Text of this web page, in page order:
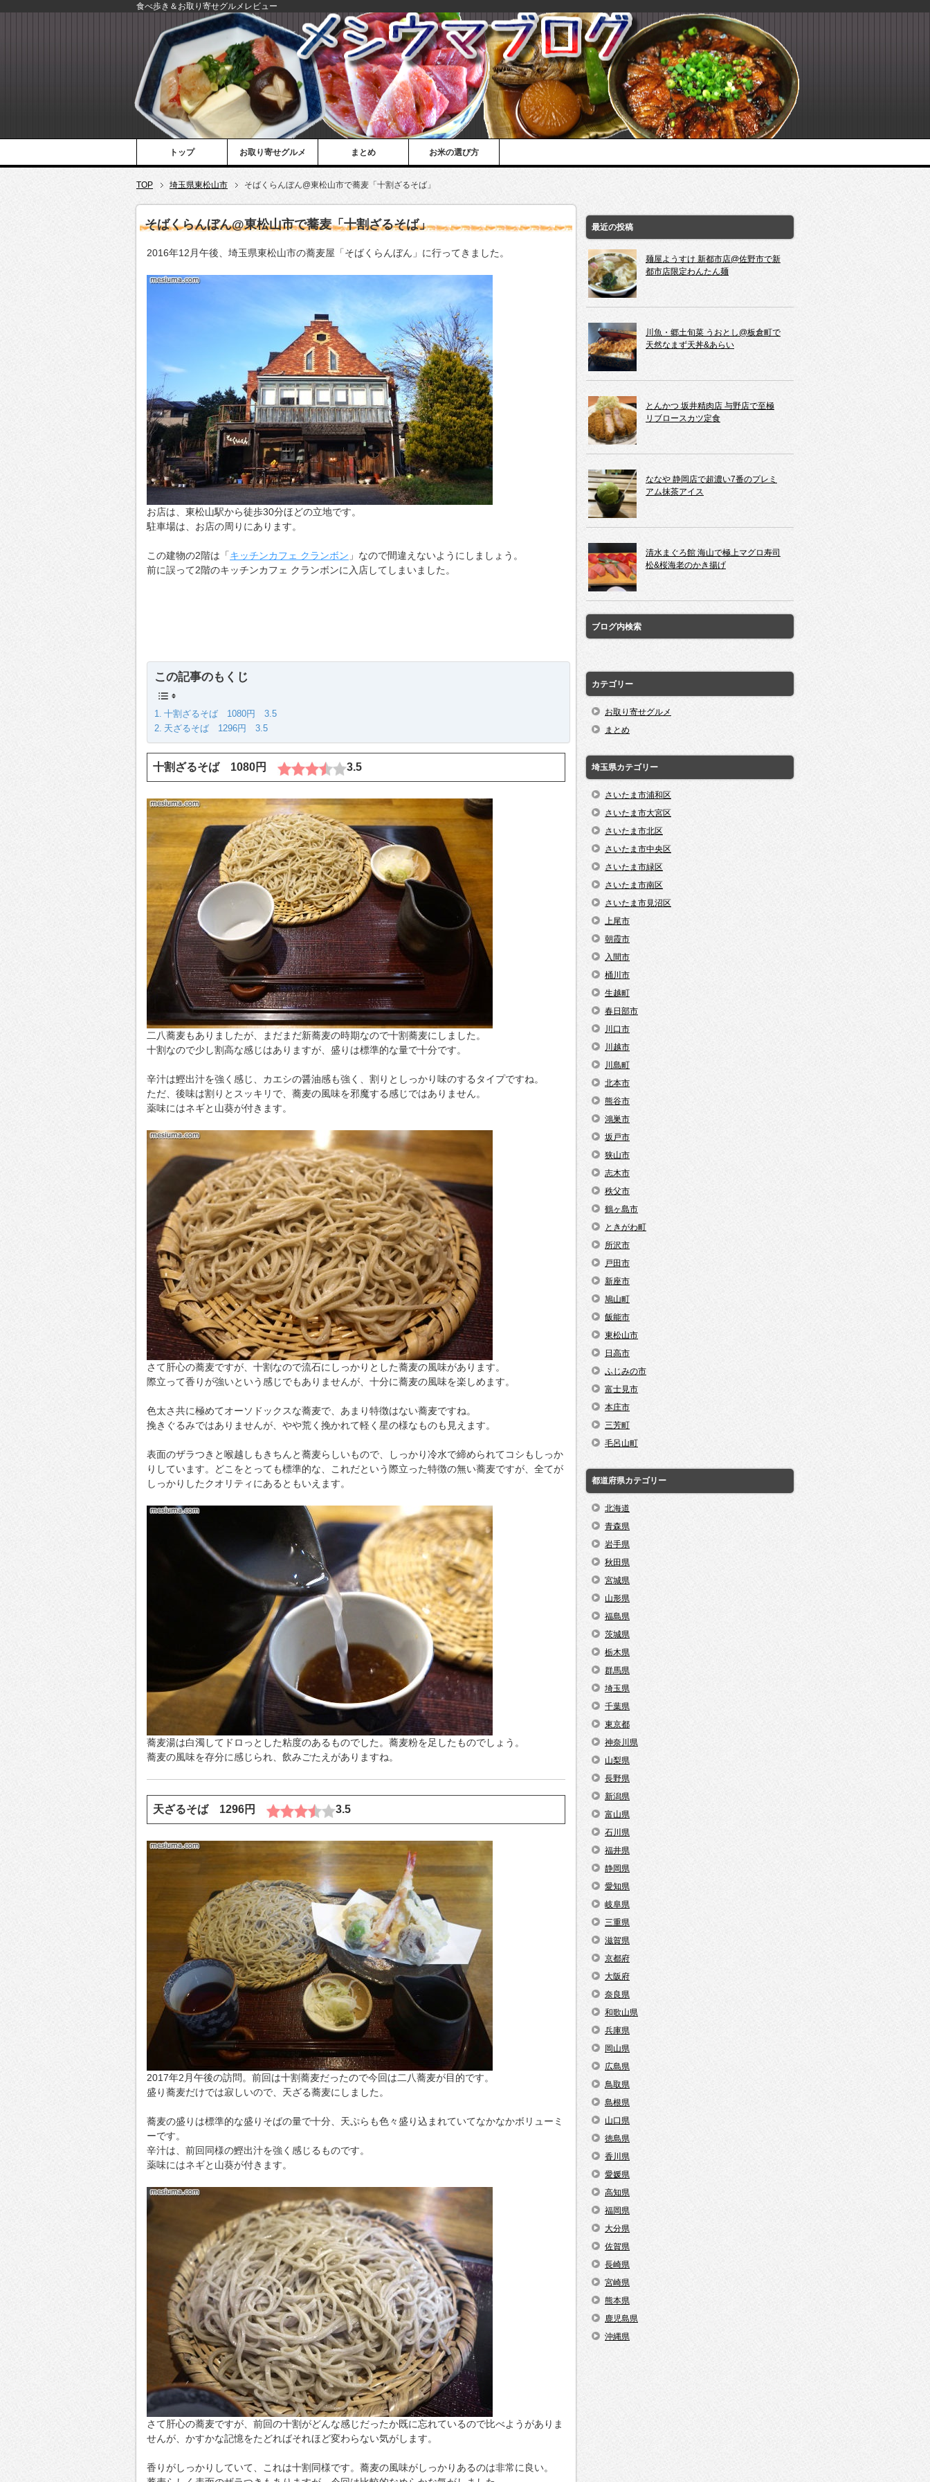
食べ歩き＆お取り寄せグルメレビュー
トップ お取り寄せグルメ まとめ お米の選び方
TOP 埼玉県東松山市 そばくらんぼん@東松山市で蕎麦「十割ざるそば」
そばくらんぼん@東松山市で蕎麦「十割ざるそば」
2016年12月午後、埼玉県東松山市の蕎麦屋「そばくらんぼん」に行ってきました。
お店は、東松山駅から徒歩30分ほどの立地です。
駐車場は、お店の周りにあります。
この建物の2階は「キッチンカフェ クランボン 」なので間違えないようにしましょう。
前に誤って2階のキッチンカフェ クランボンに入店してしまいました。
この記事のもくじ
十割ざるそば 1080円 3.5
天ざるそば 1296円 3.5
十割ざるそば 1080円 3.5
二八蕎麦もありましたが、まだまだ新蕎麦の時期なので十割蕎麦にしました。
十割なので少し割高な感じはありますが、盛りは標準的な量で十分です。
辛汁は鰹出汁を強く感じ、カエシの醤油感も強く、割りとしっかり味のするタイプですね。
ただ、後味は割りとスッキリで、蕎麦の風味を邪魔する感じではありません。
薬味にはネギと山葵が付きます。
さて肝心の蕎麦ですが、十割なので流石にしっかりとした蕎麦の風味があります。
際立って香りが強いという感じでもありませんが、十分に蕎麦の風味を楽しめます。
色太さ共に極めてオーソドックスな蕎麦で、あまり特徴はない蕎麦ですね。
挽きぐるみではありませんが、やや荒く挽かれて軽く星の様なものも見えます。
表面のザラつきと喉越しもきちんと蕎麦らしいもので、しっかり冷水で締められてコシもしっか
りしています。どこをとっても標準的な、これだという際立った特徴の無い蕎麦ですが、全てが
しっかりしたクオリティにあるともいえます。
蕎麦湯は白濁してドロっとした粘度のあるものでした。蕎麦粉を足したものでしょう。
蕎麦の風味を存分に感じられ、飲みごたえがありますね。
天ざるそば 1296円 3.5
2017年2月午後の訪問。前回は十割蕎麦だったので今回は二八蕎麦が目的です。
盛り蕎麦だけでは寂しいので、天ざる蕎麦にしました。
蕎麦の盛りは標準的な盛りそばの量で十分、天ぷらも色々盛り込まれていてなかなかボリューミ
ーです。
辛汁は、前回同様の鰹出汁を強く感じるものです。
薬味にはネギと山葵が付きます。
さて肝心の蕎麦ですが、前回の十割がどんな感じだったか既に忘れているので比べようがありま
せんが、かすかな記憶をたどればそれほど変わらない気がします。
香りがしっかりしていて、これは十割同様です。蕎麦の風味がしっかりあるのは非常に良い。
最近の投稿
麺屋ようすけ 新都市店@佐野市で新
都市店限定わんたん麺
川魚・郷土旬菜 うおとし@板倉町で
天然なまず天丼&あらい
とんかつ 坂井精肉店 与野店で至極
リブロースカツ定食
ななや 静岡店で超濃い7番のプレミ
アム抹茶アイス
清水まぐろ館 海山で極上マグロ寿司
松&桜海老のかき揚げ
ブログ内検索
カテゴリー
お取り寄せグルメ
まとめ
埼玉県カテゴリー
さいたま市浦和区
さいたま市大宮区
さいたま市北区
さいたま市中央区
さいたま市緑区
さいたま市南区
さいたま市見沼区
上尾市
朝霞市
入間市
桶川市
生越町
春日部市
川口市
川越市
川島町
北本市
熊谷市
鴻巣市
坂戸市
狭山市
志木市
秩父市
鶴ヶ島市
ときがわ町
所沢市
戸田市
新座市
鳩山町
飯能市
東松山市
日高市
ふじみの市
富士見市
本庄市
三芳町
毛呂山町
都道府県カテゴリー
北海道
青森県
岩手県
秋田県
宮城県
山形県
福島県
茨城県
栃木県
群馬県
埼玉県
千葉県
東京都
神奈川県
山梨県
長野県
新潟県
富山県
石川県
福井県
静岡県
愛知県
岐阜県
三重県
滋賀県
京都府
大阪府
奈良県
和歌山県
兵庫県
岡山県
広島県
鳥取県
島根県
山口県
徳島県
香川県
愛媛県
高知県
福岡県
大分県
佐賀県
長崎県
宮崎県
熊本県
鹿児島県
沖縄県